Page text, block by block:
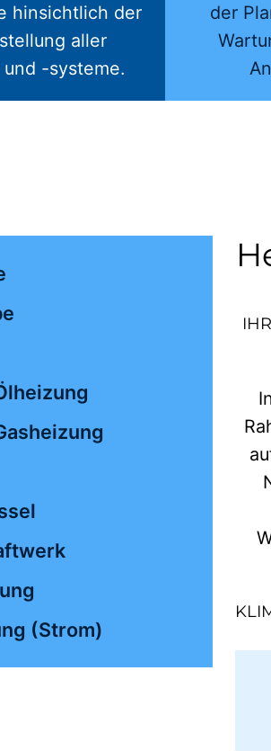
hinsichtlich der
aller
-systeme.
der
(Strom)